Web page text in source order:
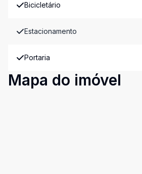
Bicicletário
Estacionamento
Portaria
Mapa do imóvel